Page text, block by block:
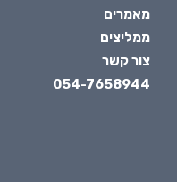
מאמרים
ממליצים
צור קשר
054-7658944